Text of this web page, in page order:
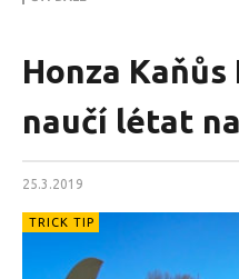
Honza
naučí létat
25.3.2019
TRICK TIP